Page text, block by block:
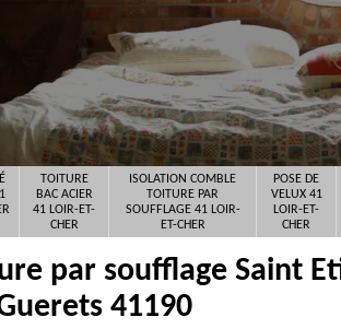
TOITURE
BAC ACIER
41 LOIR-ET-
CHER
ISOLATION COMBLE
TOITURE PAR
SOUFFLAGE 41 LOIR-
ET-CHER
POSE DE
VELUX 41
LOIR-ET-
CHER
par soufflage Saint
41190